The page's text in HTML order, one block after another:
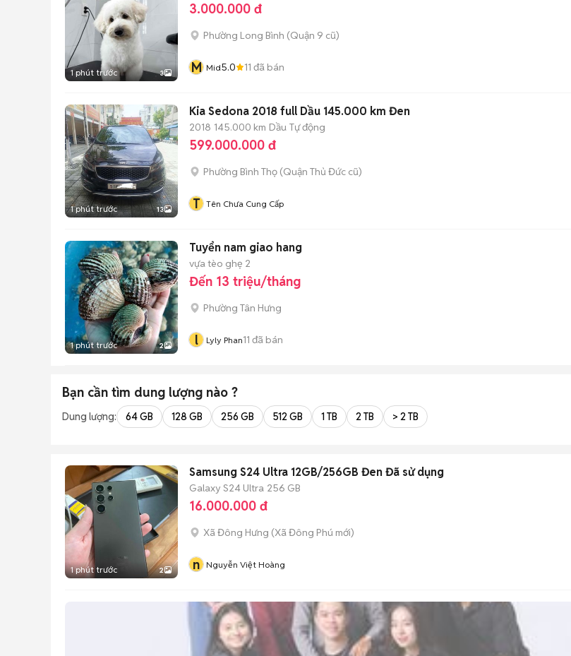
1 phút trước 3
3.000.000 đ
Phường Long Bình (Quận 9 cũ)
M Mid5.0 11 đã bán
1 phút trước 13
Kia Sedona 2018 full Dầu 145.000 km Đen
2018 145.000 km Dầu Tự động
599.000.000 đ
Phường Bình Thọ (Quận Thủ Đức cũ)
T Tên Chưa Cung Cấp
1 phút trước 2
Tuyển nam giao hang
vựa tèo ghẹ 2
Đến 13 triệu/tháng
Phường Tân Hưng
l Lyly Phan11 đã bán
Bạn cần tìm dung lượng nào ?
Dung lượng: 64 GB 128 GB 256 GB 512 GB 1 TB 2 TB > 2 TB
1 phút trước 2
Samsung S24 Ultra 12GB/256GB Đen Đã sử dụng
Galaxy S24 Ultra 256 GB
16.000.000 đ
Xã Đông Hưng (Xã Đông Phú mới)
n Nguyễn Việt Hoàng